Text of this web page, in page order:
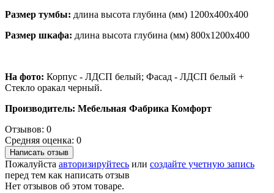
Размер тумбы: длина высота глубина (мм) 1200х400х400
Размер шкафа: длина высота глубина (мм) 800х1200х400
На фото: Корпус - ЛДСП белый; Фасад - ЛДСП белый +
Стекло оракал черный.
Производитель: Мебельная Фабрика Комфорт
Отзывов: 0
Средняя оценка: 0
Написать отзыв
Пожалуйста авторизируйтесь или создайте учетную запись
перед тем как написать отзыв
Нет отзывов об этом товаре.